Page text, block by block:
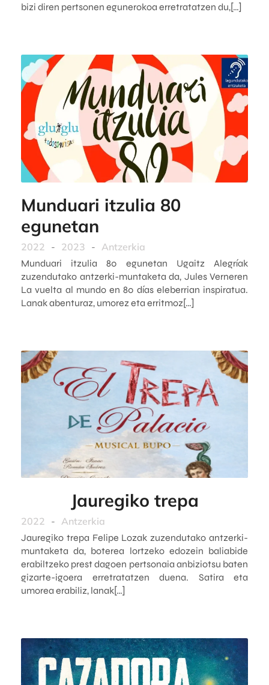
bizi diren pertsonen egunerokoa erretratatzen du,[…]
Munduari itzulia 80
egunetan
2022 - 2023 - Antzerkia
Munduari itzulia 80 egunetan Ugaitz Alegríak
zuzendutako antzerki-muntaketa da, Jules Verneren
La vuelta al mundo en 80 días eleberrian inspiratua.
Lanak abenturaz, umorez eta erritmoz[…]
Jauregiko trepa
2022 - Antzerkia
Jauregiko trepa Felipe Lozak zuzendutako antzerki-
muntaketa da, boterea lortzeko edozein baliabide
erabiltzeko prest dagoen pertsonaia anbiziotsu baten
gizarte-igoera erretratatzen duena. Satira eta
umorea erabiliz, lanak[…]